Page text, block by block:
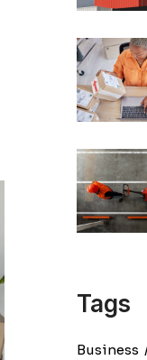
Tags
Business